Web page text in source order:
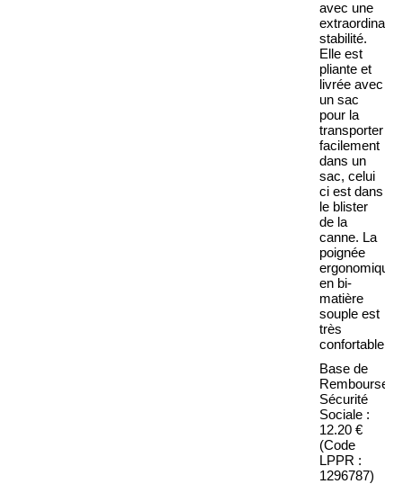
avec une
extraordinaire
stabilité.
Elle est
pliante et
livrée avec
un sac
pour la
transporter
facilement
dans un
sac, celui
ci est dans
le blister
de la
canne. La
poignée
ergonomique
en bi-
matière
souple est
très
confortable.
Base de
Sécurité
Sociale :
12.20 €
(Code
LPPR :
1296787)